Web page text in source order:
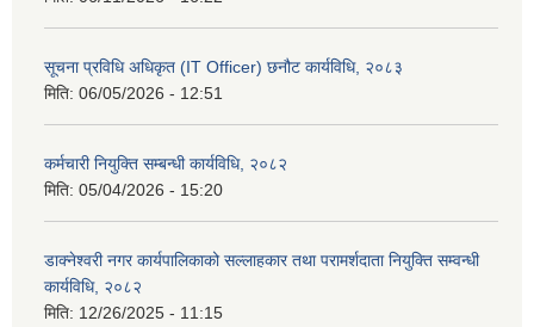
सूचना प्रविधि अधिकृत (IT Officer) छनौट कार्यविधि, २०८३
मिति: 06/05/2026 - 12:51
कर्मचारी नियुक्ति सम्बन्धी कार्यविधि, २०८२
मिति: 05/04/2026 - 15:20
डाक्नेश्वरी नगर कार्यपालिकाको सल्लाहकार तथा परामर्शदाता नियुक्ति सम्वन्धी
कार्यविधि, २०८२
मिति: 12/26/2025 - 11:15